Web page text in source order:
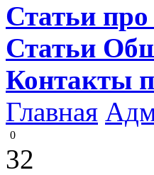
Статьи про
Статьи
Контакты
Главная
0
32